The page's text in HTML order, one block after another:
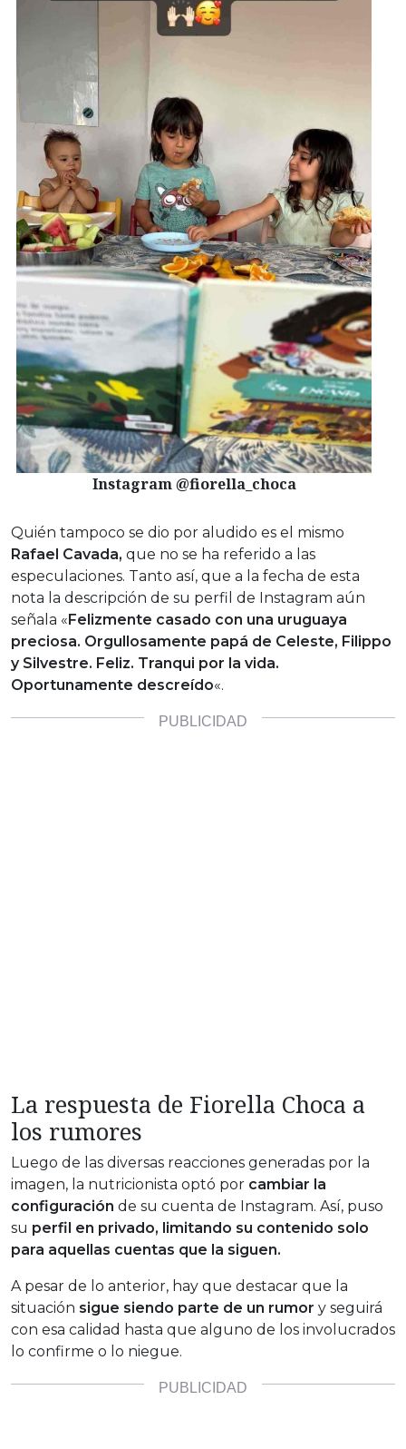
Instagram @fiorella_choca
Quién tampoco se dio por aludido es el mismo
Rafael Cavada, que no se ha referido a las
especulaciones. Tanto así, que a la fecha de esta
nota la descripción de su perfil de Instagram aún
señala «Felizmente casado con una uruguaya
preciosa. Orgullosamente papá de Celeste, Filippo
y Silvestre. Feliz. Tranqui por la vida.
Oportunamente descreído«.
La respuesta de Fiorella Choca a
los rumores
Luego de las diversas reacciones generadas por la
imagen, la nutricionista optó por cambiar la
configuración de su cuenta de Instagram. Así, puso
su perfil en privado, limitando su contenido solo
para aquellas cuentas que la siguen.
A pesar de lo anterior, hay que destacar que la
situación sigue siendo parte de un rumor y seguirá
con esa calidad hasta que alguno de los involucrados
lo confirme o lo niegue.